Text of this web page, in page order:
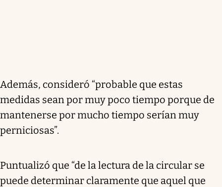
Además, consideró “probable que estas
medidas sean por muy poco tiempo porque de
mantenerse por mucho tiempo serían muy
perniciosas”.
Puntualizó que “de la lectura de la circular se
puede determinar claramente que aquel que